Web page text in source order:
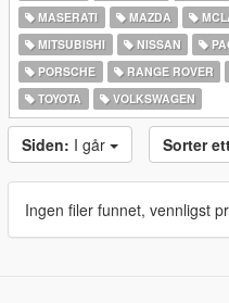
MASERATI
MAZDA
MITSUBISHI
NISSAN
PORSCHE
RANGE ROVER
TOYOTA
VOLKSWAGEN
Siden: I går Sorter
Ingen filer funnet, vennligst